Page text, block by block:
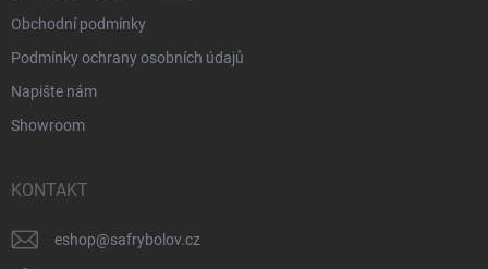
Obchodní podmínky
Podmínky ochrany osobních údajů
Napište nám
Showroom
KONTAKT
eshop@safrybolov.cz